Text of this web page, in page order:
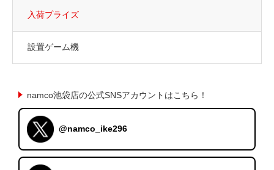
入荷プライズ
設置ゲーム機
namco池袋店の公式SNSアカウントはこちら！
@namco_ike296